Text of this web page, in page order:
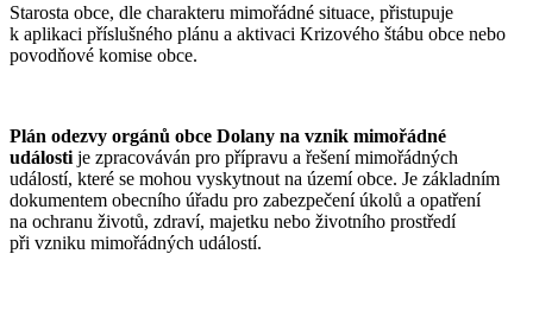
Starosta obce, dle charakteru mimořádné situace, přistupuje
k aplikaci příslušného plánu a aktivaci Krizového štábu obce nebo
povodňové komise obce.
Plán odezvy orgánů obce Dolany na vznik mimořádné
události je zpracováván pro přípravu a řešení mimořádných
událostí, které se mohou vyskytnout na území obce. Je základním
dokumentem obecního úřadu pro zabezpečení úkolů a opatření
na ochranu životů, zdraví, majetku nebo životního prostředí
při vzniku mimořádných událostí.